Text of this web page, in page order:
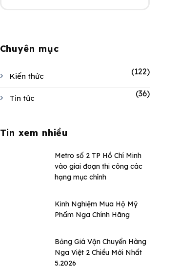
Chuyên mục
Kiến thức (122)
Tin tức (36)
Tin xem nhiều
Metro số 2 TP Hồ Chí Minh
vào giai đoạn thi công các
hạng mục chính
Kinh Nghiệm Mua Hộ Mỹ
Phẩm Nga Chính Hãng
Bảng Giá Vận Chuyển Hàng
Nga Việt 2 Chiều Mới Nhất
5.2026